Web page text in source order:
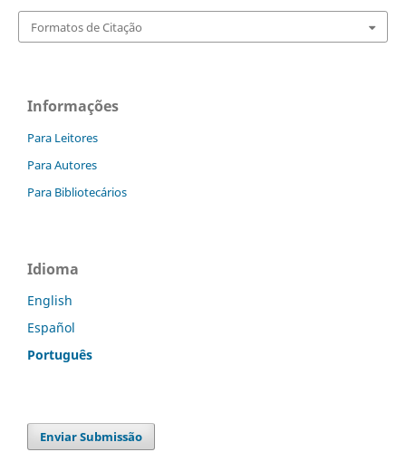
Formatos de Citação
Informações
Para Leitores
Para Autores
Para Bibliotecários
Idioma
English
Español
Português
Enviar Submissão